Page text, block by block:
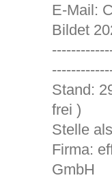
E-Mail:
Bildet
frei )
Stelle
Firma:
GmbH